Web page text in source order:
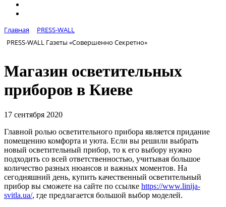
Главная
PRESS-WALL
PRESS-WALL Газеты «Совершенно Секретно»
Магазин осветительных
приборов в Киеве
17 сентября 2020
Главной ролью осветительного прибора является придание
помещению комфорта и уюта. Если вы решили выбрать
новый осветительный прибор, то к его выбору нужно
подходить со всей ответственностью, учитывая большое
количество разных нюансов и важных моментов. На
сегодняшний день, купить качественный осветительный
прибор вы сможете на сайте по ссылке https://www.linija-
svitla.ua/, где предлагается большой выбор моделей.